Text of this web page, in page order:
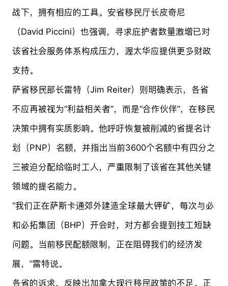
战下，拥有相应的工具。安省移民厅长皮奇尼
（David Piccini）也强调，寻求庇护者数量激增已对
该省社会服务体系构成压力，渥太华应提供更多财政
支持。
萨省移民部长雷特（Jim Reiter）则明确表示，各省
不应再被视为“利益相关者”，而是“合作伙伴”，在移民
决策中拥有实质影响。他呼吁恢复被削减的省提名计
划（PNP）名额，并指出当前3600个名额中有四分之
三被迫分配给临时工人，严重限制了该省在其他关键
领域的提名能力。
“我们正在萨斯卡通郊外建造全球最大钾矿，每次与必
和必拓集团（BHP）开会时，对方都会提到技工短缺
问题。当前移民配额限制，正在阻碍我们的经济发
展，”雷特说。
各省的诉求，反映出加拿大现行移民政策的不足。正